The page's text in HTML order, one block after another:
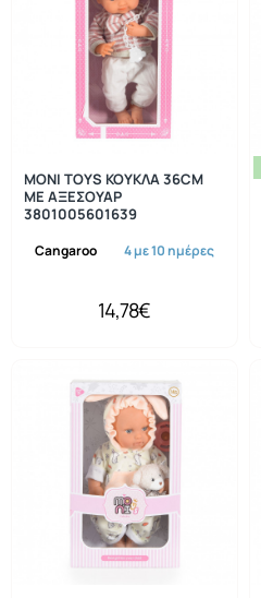
Cangaroo 4 με 10 ημέρες
MONI TOYS ΚΟΥΚΛΑ 36CM
ΜΕ ΑΞΕΣΟΥΑΡ
3801005601639
14,78€